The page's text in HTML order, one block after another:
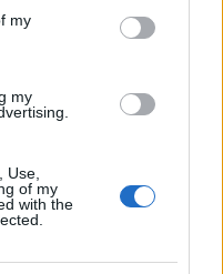
my
my
Use,
of my
with the
διακοπές ο
προθεσμία για να
«Είναι αθώα,
όπως και
Θεσσαλονικείς
της Τούμπας και
στο Βέλγιο